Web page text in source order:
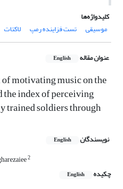
کلیدواژه‌ها
موسیقی
تست فزاینده رمپ لاکتات
عنوان مقاله English
motivating music on the
index of perceiving
trained soldiers through
نویسندگان English
2
چکیده English